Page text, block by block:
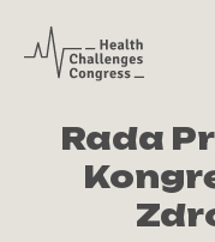
Rada